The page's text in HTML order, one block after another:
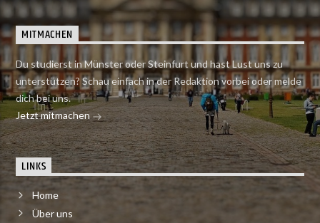
MITMACHEN
Du studierst in Münster oder Steinfurt und hast Lust uns zu
unterstützen? Schau einfach in der Redaktion vorbei oder melde
dich bei uns.
Jetzt mitmachen
LINKS
Home
Über uns